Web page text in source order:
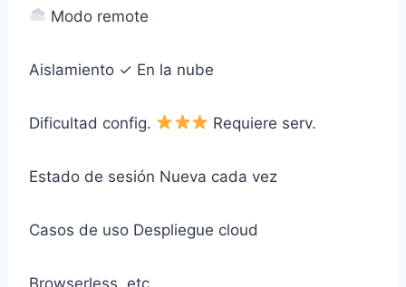
Modo remote
Aislamiento ✓ En la nube
Dificultad config. Requiere serv.
Estado de sesión Nueva cada vez
Casos de uso Despliegue cloud
Browserless, etc.